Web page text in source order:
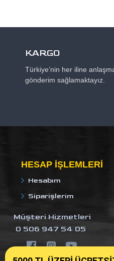
KARGO
Türkiye’nin her iline
gönderim sağlamaktayız.
HESAP IŞLEMLERI
Hesabım
Siparişlerim
Müşteri Hizmetleri
0 506 947 54 05